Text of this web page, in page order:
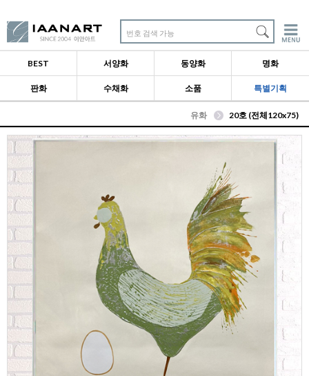
번호 검색 가능
BEST 서양화 동양화 명화
판화 수채화 소품 특별기획
유화 20호 (전체120x75)